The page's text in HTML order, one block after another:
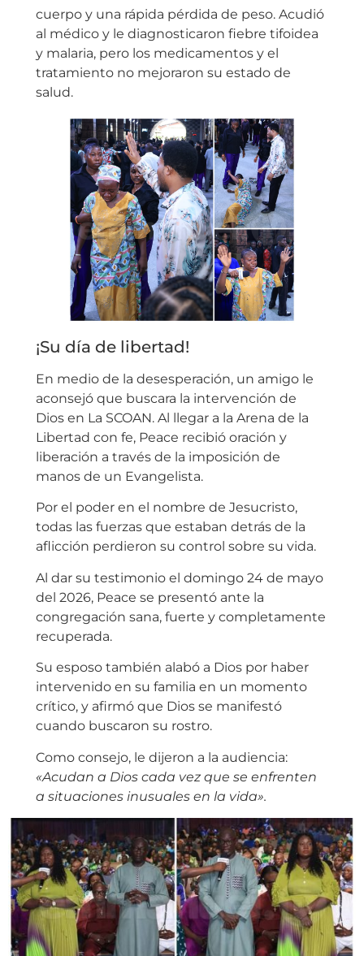
cuerpo y una rápida pérdida de peso. Acudió
al médico y le diagnosticaron fiebre tifoidea
y malaria, pero los medicamentos y el
tratamiento no mejoraron su estado de
salud.
¡Su día de libertad!
En medio de la desesperación, un amigo le
aconsejó que buscara la intervención de
Dios en La SCOAN. Al llegar a la Arena de la
Libertad con fe, Peace recibió oración y
liberación a través de la imposición de
manos de un Evangelista.
Por el poder en el nombre de Jesucristo,
todas las fuerzas que estaban detrás de la
aflicción perdieron su control sobre su vida.
Al dar su testimonio el domingo 24 de mayo
del 2026, Peace se presentó ante la
congregación sana, fuerte y completamente
recuperada.
Su esposo también alabó a Dios por haber
intervenido en su familia en un momento
crítico, y afirmó que Dios se manifestó
cuando buscaron su rostro.
Como consejo, le dijeron a la audiencia:
«Acudan a Dios cada vez que se enfrenten
a situaciones inusuales en la vida».